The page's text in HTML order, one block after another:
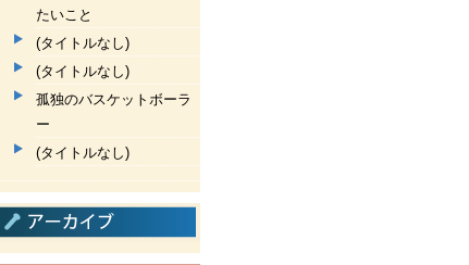
たいこと
(タイトルなし)
(タイトルなし)
孤独のバスケットボーラ
ー
(タイトルなし)